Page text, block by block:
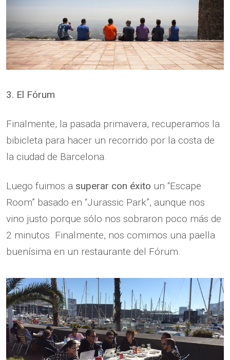
3. El Fórum
Finalmente, la pasada primavera, recuperamos la
bibicleta para hacer un recorrido por la costa de
la ciudad de Barcelona.
Luego fuimos a superar con éxito un “Escape
Room” basado en “Jurassic Park”, aunque nos
vino justo porque sólo nos sobraron poco más de
2 minutos. Finalmente, nos comimos una paella
buenísima en un restaurante del Fórum.